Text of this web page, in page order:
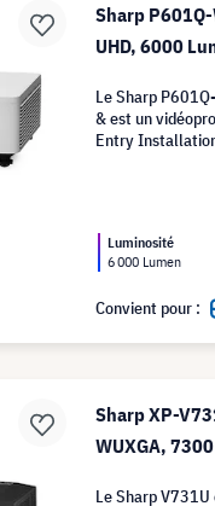
Sharp
UHD, 6000
Le Sharp
& est un
Entry
Luminosité
6 000 Lumen
Convient pour :
Sharp XP-
WUXGA,
Le Sharp